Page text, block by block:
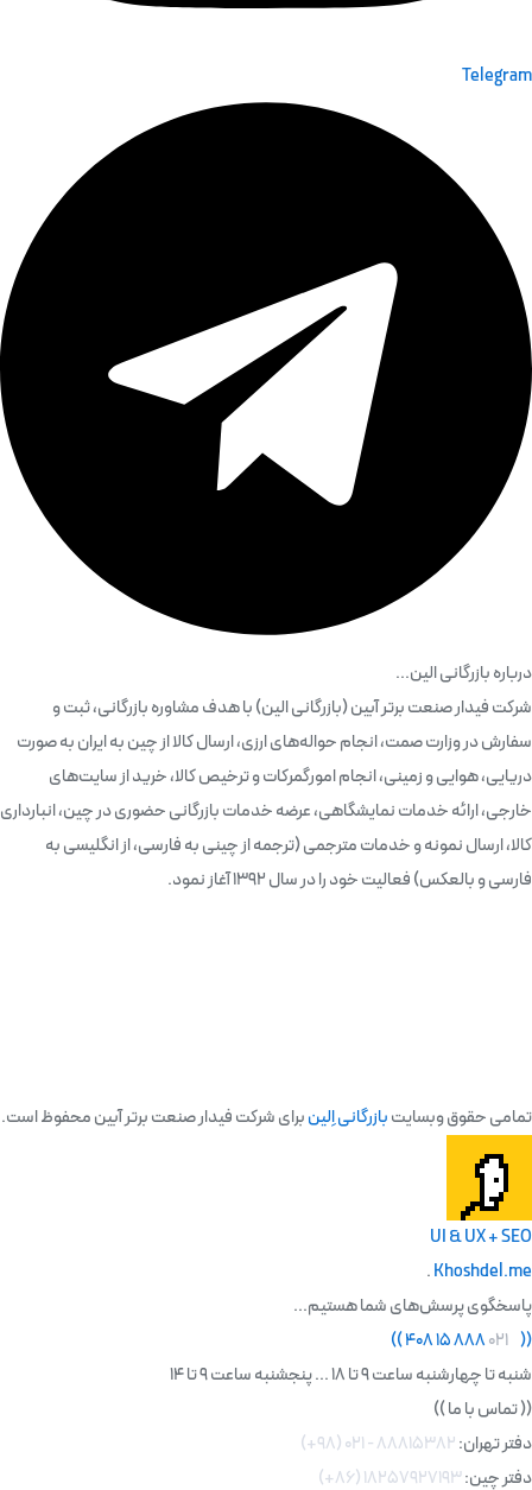
Telegram
درباره بازرگانی الین...
شرکت فیدار صنعت برتر آبین (بازرگانی الین) با هدف مشاوره بازرگانی، ثبت و
سفارش در وزارت صمت، انجام حواله‌های ارزی، ارسال کالا از چین به ایران به صورت
دریایی، هوایی و زمینی، انجام امورگمرکات و ترخیص کالا، خرید از سایت‌های
خارجی، ارائه خدمات نمایشگاهی، عرضه خدمات بازرگانی حضوری در چین، انبارداری
کالا، ارسال نمونه و خدمات مترجمی (ترجمه از چینی به فارسی، از انگلیسی به
فارسی و بالعکس) فعالیت خود را در سال 1392 آغاز نمود.
تمامی حقوق وبسایتبازرگانی اِلینبرای شرکت فیدار صنعت برتر آبین محفوظ است.
UI & UX + SEO
Khoshdel.me
.
پاسخگوی پرسش‌های شما هستیم...
(
( ۰۲۱ )
)
شنبه تا چهارشنبه ساعت 9 تا 18 ... پنجشنبه ساعت 9 تا 14
((تماس با ما))
دفتر تهران:۸۸۸۱۵۳۸۲ - ۰۲۱ (۹۸+)
دفتر چین:۱۸۲۵۷۹۲۷۱۹۳ (۸۶+)